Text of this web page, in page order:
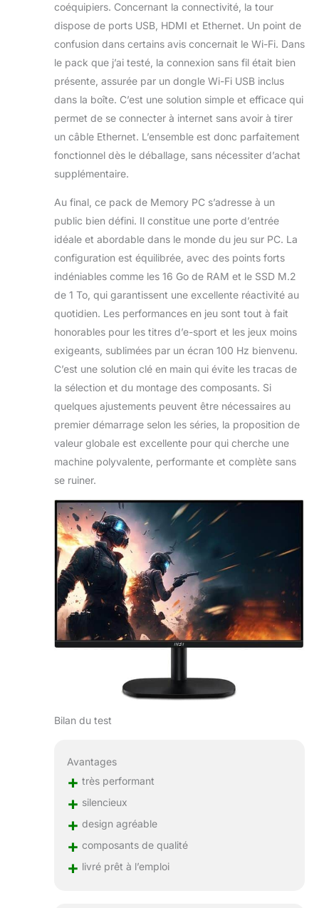
coéquipiers. Concernant la connectivité, la tour
dispose de ports USB, HDMI et Ethernet. Un point de
confusion dans certains avis concernait le Wi-Fi. Dans
le pack que j’ai testé, la connexion sans fil était bien
présente, assurée par un dongle Wi-Fi USB inclus
dans la boîte. C’est une solution simple et efficace qui
permet de se connecter à internet sans avoir à tirer
un câble Ethernet. L’ensemble est donc parfaitement
fonctionnel dès le déballage, sans nécessiter d’achat
supplémentaire.
Au final, ce pack de Memory PC s’adresse à un
public bien défini. Il constitue une porte d’entrée
idéale et abordable dans le monde du jeu sur PC. La
configuration est équilibrée, avec des points forts
indéniables comme les 16 Go de RAM et le SSD M.2
de 1 To, qui garantissent une excellente réactivité au
quotidien. Les performances en jeu sont tout à fait
honorables pour les titres d’e-sport et les jeux moins
exigeants, sublimées par un écran 100 Hz bienvenu.
C’est une solution clé en main qui évite les tracas de
la sélection et du montage des composants. Si
quelques ajustements peuvent être nécessaires au
premier démarrage selon les séries, la proposition de
valeur globale est excellente pour qui cherche une
machine polyvalente, performante et complète sans
se ruiner.
Bilan du test
Avantages
+ très performant
+ silencieux
+ design agréable
+ composants de qualité
+ livré prêt à l’emploi